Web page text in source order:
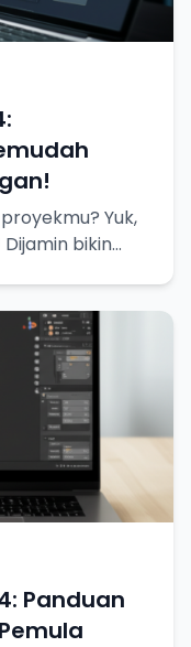
Yuk,
bikin
Panduan